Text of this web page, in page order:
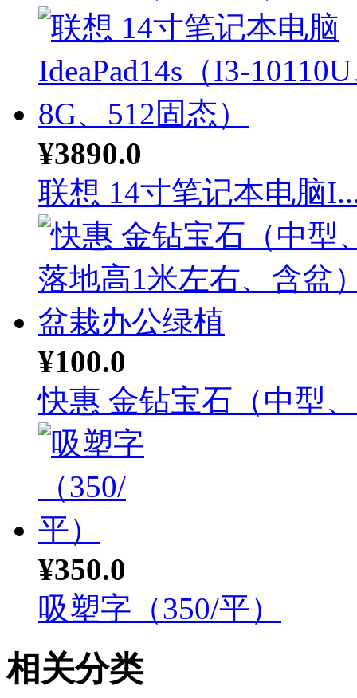
¥3890.0
联想 14寸笔记本电脑
¥100.0
快惠 金钻宝石（中型
¥350.0
吸塑字（350/平）
相关分类